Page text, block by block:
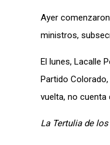
Ayer
ministros,
El lunes, Lacalle
Partido
vuelta, no
La Tertulia de